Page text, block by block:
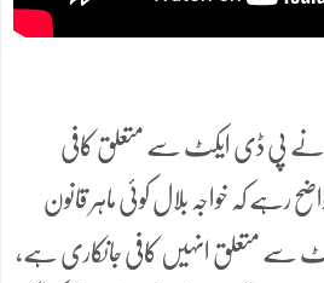
نے پی ڈی ایکٹ سے متعلق کافی
رہے کہ خواجہ بلال کوئی ماہر قانون
سے متعلق انہیں کافی جانکاری ہے،